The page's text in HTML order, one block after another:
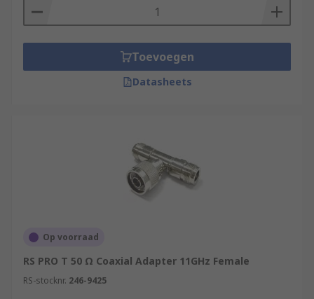
Toevoegen
Datasheets
Op voorraad
RS PRO T 50 Ω Coaxial Adapter 11GHz Female
RS-stocknr. 246-9425